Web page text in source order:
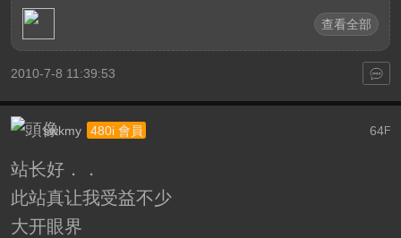
查看全部
2010-7-8 11:39:53
64F
swkmy 480i 會員
站长好．．
此站真让我受益不少
大开眼界